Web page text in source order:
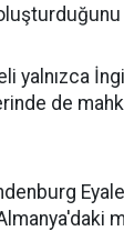
yalnızca
de